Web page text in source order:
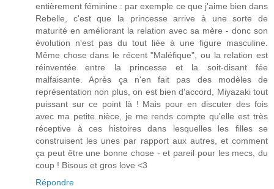
entièrement féminine : par exemple ce que j'aime bien dans
Rebelle, c'est que la princesse arrive à une sorte de
maturité en améliorant la relation avec sa mère - donc son
évolution n'est pas du tout liée à une figure masculine.
Même chose dans le récent "Maléfique", ou la relation est
réinventée entre la princesse et la soit-disant fée
malfaisante. Après ça n'en fait pas des modèles de
représentation non plus, on est bien d'accord, Miyazaki tout
puissant sur ce point là ! Mais pour en discuter des fois
avec ma petite nièce, je me rends compte qu'elle est très
réceptive à ces histoires dans lesquelles les filles se
construisent les unes par rapport aux autres, et comment
ça peut être une bonne chose - et pareil pour les mecs, du
coup ! Bisous et gros love <3
Répondre